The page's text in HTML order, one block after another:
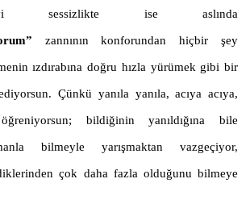
sessizlikte ise aslında
zannının konforundan hiçbir şey
ızdırabına doğru hızla yürümek gibi bir
Çünkü yanıla yanıla, acıya acıya,
bildiğinin yanıldığına bile
bilmeyle yarışmaktan vazgeçiyor,
çok daha fazla olduğunu bilmeye